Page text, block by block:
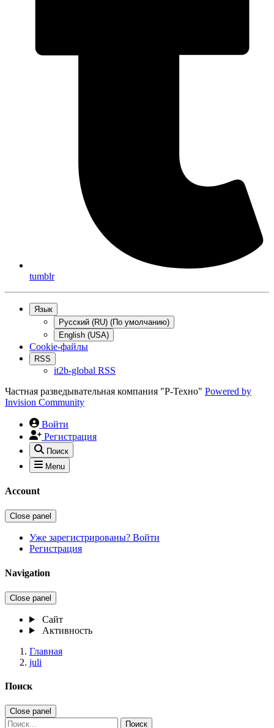
tumblr
Язык
Русский (RU) (По умолчанию)
English (USA)
Cookie-файлы
RSS
it2b-global RSS
Частная разведывательная компания "Р-Техно" Powered by
Invision Community
Войти
Регистрация
Поиск
Menu
Account
Close panel
Уже зарегистрированы? Войти
Регистрация
Navigation
Close panel
Сайт
Активность
Главная
juli
Поиск
Close panel
Поиск